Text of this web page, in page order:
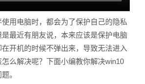
用电脑时，都会为了保护自己的隐私
最近有朋友说，本来应该是保护电脑
开机的时候不弹出来，导致无法进入
么解决呢？下面小编教你解决win10
。